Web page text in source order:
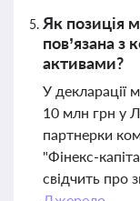
Як позиція
пов’язана з
активами?
У декларації
10 млн грн у
партнерки
"Фінекс-
свідчить про